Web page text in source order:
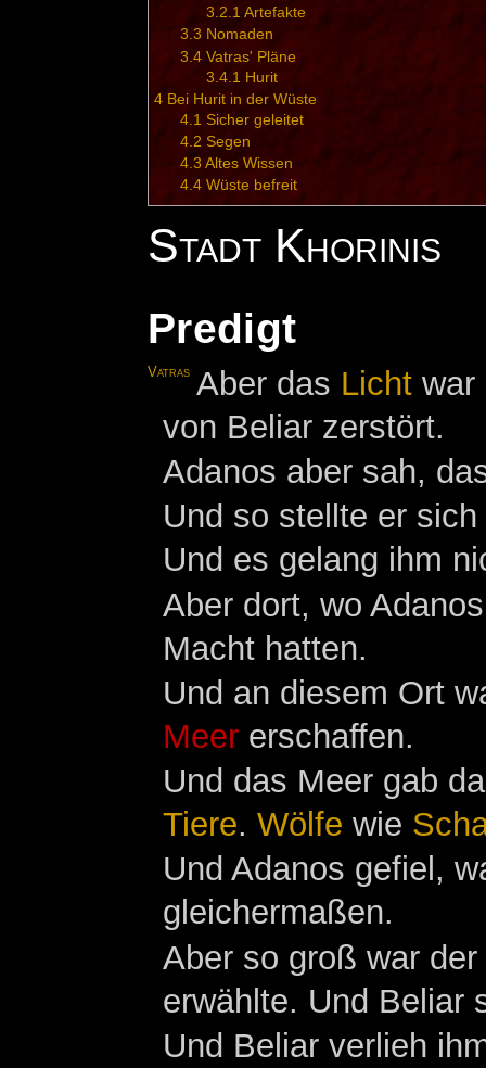
3.2.1 Artefakte
3.3 Nomaden
3.4 Vatras' Pläne
3.4.1 Hurit
4 Bei Hurit in der Wüste
4.1 Sicher geleitet
4.2 Segen
4.3Altes Wissen
4.4 Wüste befreit
Stadt Khorinis
Predigt
Vatras Aber das Licht war
von Beliar zerstört.
Adanos aber sah,
Und so stellte er
Und es gelang ihm
Aber dort, wo
Macht hatten.
Und an diesem Ort
Meererschaffen.
Und das Meer gab
Tiere. Wölfe wie
Und Adanos gefiel,
gleichermaßen.
Aber so groß war
erwählte. Und Beliar
Und Beliar verlieh